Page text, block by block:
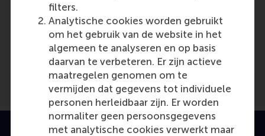
filters.
Analytische cookies worden gebruikt
om het gebruik van de website in het
algemeen te analyseren en op basis
daarvan te verbeteren. Er zijn actieve
maatregelen genomen om te
vermijden dat gegevens tot individuele
personen herleidbaar zijn. Er worden
normaliter geen persoonsgegevens
met analytische cookies verwerkt maar
Media Outlets
artikel-presse.de(Online)